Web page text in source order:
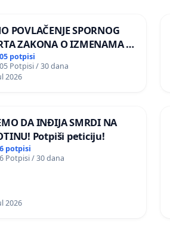
POVLAČENJE SPORNOG
ZAKONA O IZMENAMA I
ZAKONA O
ŽIVOTINJA
potpisi
Potpisi / 30 dana
2026
DA INĐIJA SMRDI NA
Potpiši peticiju!
potpisi
Potpisi / 30 dana
2026